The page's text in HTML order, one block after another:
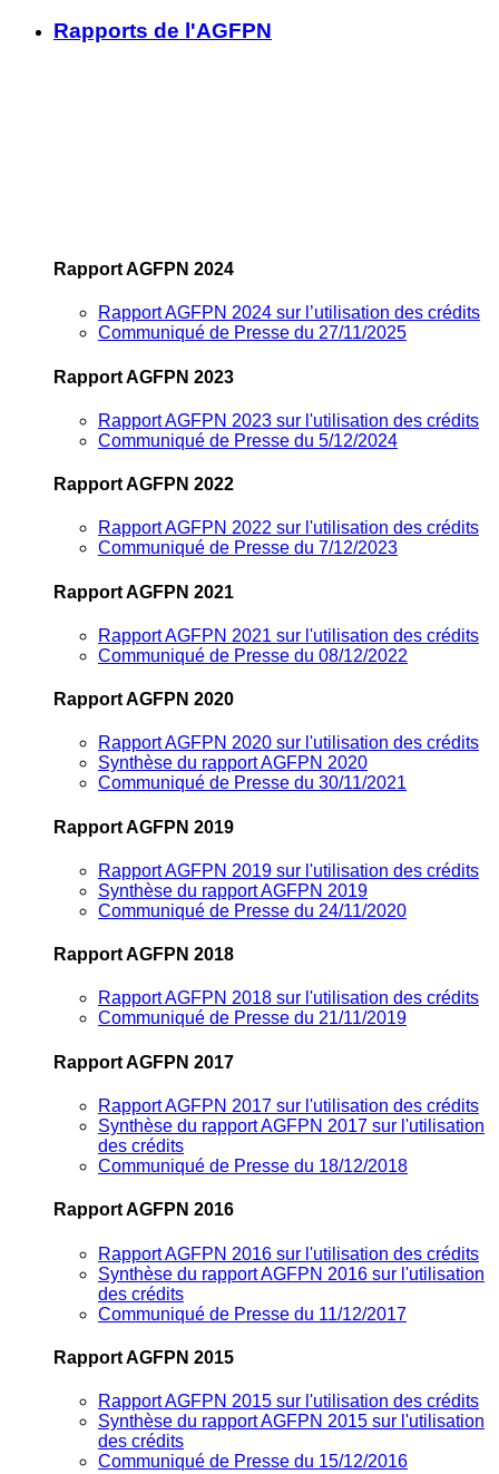
Rapports de l'AGFPN
Rapport AGFPN 2024
Rapport AGFPN 2024 sur l’utilisation des crédits
Communiqué de Presse du 27/11/2025
Rapport AGFPN 2023
Rapport AGFPN 2023 sur l'utilisation des crédits
Communiqué de Presse du 5/12/2024
Rapport AGFPN 2022
Rapport AGFPN 2022 sur l'utilisation des crédits
Communiqué de Presse du 7/12/2023
Rapport AGFPN 2021
Rapport AGFPN 2021 sur l'utilisation des crédits
Communiqué de Presse du 08/12/2022
Rapport AGFPN 2020
Rapport AGFPN 2020 sur l'utilisation des crédits
Synthèse du rapport AGFPN 2020
Communiqué de Presse du 30/11/2021
Rapport AGFPN 2019
Rapport AGFPN 2019 sur l'utilisation des crédits
Synthèse du rapport AGFPN 2019
Communiqué de Presse du 24/11/2020
Rapport AGFPN 2018
Rapport AGFPN 2018 sur l'utilisation des crédits
Communiqué de Presse du 21/11/2019
Rapport AGFPN 2017
Rapport AGFPN 2017 sur l'utilisation des crédits
Synthèse du rapport AGFPN 2017 sur l'utilisation
des crédits
Communiqué de Presse du 18/12/2018
Rapport AGFPN 2016
Rapport AGFPN 2016 sur l'utilisation des crédits
Synthèse du rapport AGFPN 2016 sur l'utilisation
des crédits
Communiqué de Presse du 11/12/2017
Rapport AGFPN 2015
Rapport AGFPN 2015 sur l'utilisation des crédits
Synthèse du rapport AGFPN 2015 sur l'utilisation
des crédits
Communiqué de Presse du 15/12/2016